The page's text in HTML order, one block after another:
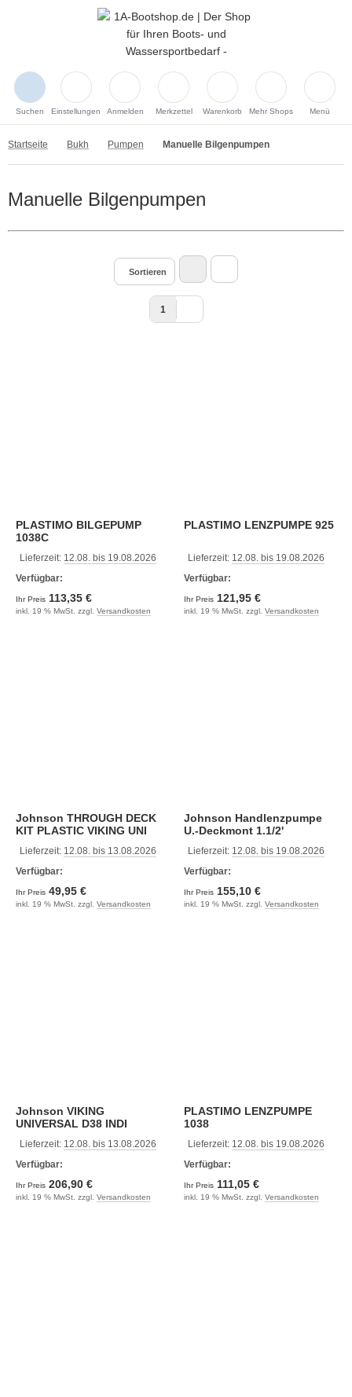
Suchen Einstellungen Anmelden Merkzettel Warenkorb Mehr Shops Menü
Startseite Bukh Pumpen Manuelle Bilgenpumpen
Manuelle Bilgenpumpen
Sortieren
1
PLASTIMO BILGEPUMP
1038C
Lieferzeit: 12.08. bis 19.08.2026
Verfügbar:
Ihr Preis 113,35 €
inkl. 19 % MwSt. zzgl. Versandkosten
PLASTIMO LENZPUMPE 925
Lieferzeit: 12.08. bis 19.08.2026
Verfügbar:
Ihr Preis 121,95 €
inkl. 19 % MwSt. zzgl. Versandkosten
Johnson THROUGH DECK
KIT PLASTIC VIKING UNI
Lieferzeit: 12.08. bis 13.08.2026
Verfügbar:
Ihr Preis 49,95 €
inkl. 19 % MwSt. zzgl. Versandkosten
Johnson Handlenzpumpe
U.-Deckmont 1.1/2'
Lieferzeit: 12.08. bis 19.08.2026
Verfügbar:
Ihr Preis 155,10 €
inkl. 19 % MwSt. zzgl. Versandkosten
Johnson VIKING
UNIVERSAL D38 INDI
Lieferzeit: 12.08. bis 13.08.2026
Verfügbar:
Ihr Preis 206,90 €
inkl. 19 % MwSt. zzgl. Versandkosten
PLASTIMO LENZPUMPE
1038
Lieferzeit: 12.08. bis 19.08.2026
Verfügbar:
Ihr Preis 111,05 €
inkl. 19 % MwSt. zzgl. Versandkosten